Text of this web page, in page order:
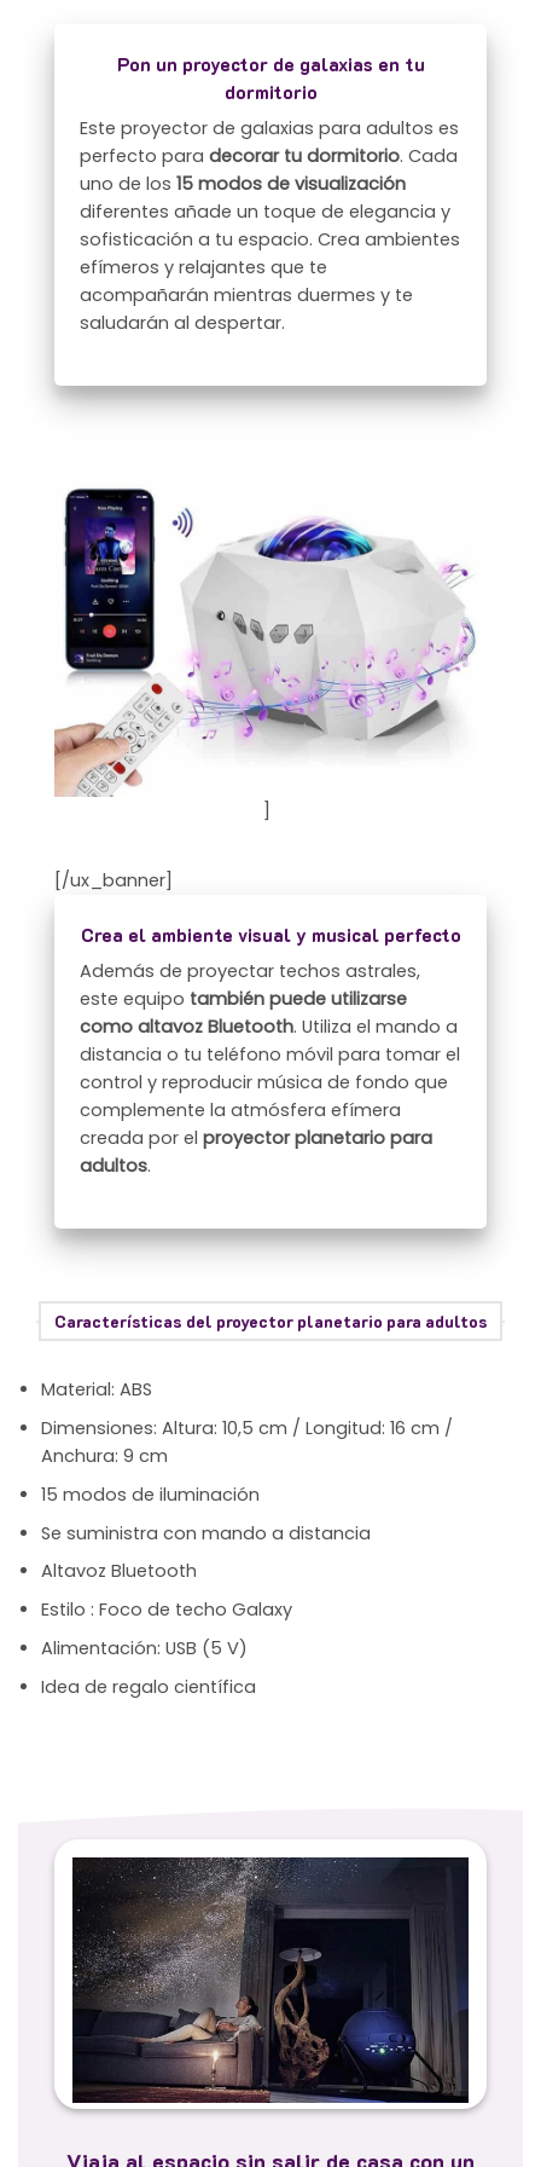
Pon un proyector de galaxias en tu
dormitorio
Este proyector de galaxias para adultos es
perfecto paradecorar tu dormitorio. Cada
uno de los15 modos de visualización
diferentes añade un toque de elegancia y
sofisticación a tu espacio. Crea ambientes
efímeros y relajantes que te
acompañarán mientras duermes y te
saludarán al despertar.
[/ux_banner]
Crea el ambiente visual y musical perfecto
Además de proyectar techos astrales,
este equipo también puede utilizarse
como altavoz Bluetooth. Utiliza el mando a
distancia o tu teléfono móvil para tomar el
control y reproducir música de fondo que
complemente la atmósfera efímera
creada por elproyector planetario para
adultos.
Características del proyector planetario para adultos
Material: ABS
Dimensiones: Altura: 10,5 cm / Longitud: 16 cm /
Anchura: 9 cm
15 modos de iluminación
Se suministra con mando a distancia
Altavoz Bluetooth
Estilo : Foco de techo Galaxy
Alimentación: USB (5 V)
Idea de regalo científica
Viaja al espacio sin salir de casa con un